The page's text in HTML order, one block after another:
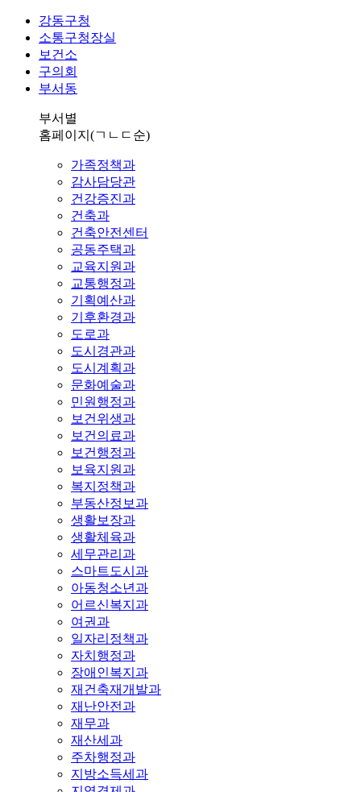
강동구청
소통구청장실
보건소
구의회
부서동
부서별
홈페이지 (ㄱㄴㄷ순)
가족정책과
감사담당관
건강증진과
건축과
건축안전센터
공동주택과
교육지원과
교통행정과
기획예산과
기후환경과
도로과
도시경관과
도시계획과
문화예술과
민원행정과
보건위생과
보건의료과
보건행정과
보육지원과
복지정책과
부동산정보과
생활보장과
생활체육과
세무관리과
스마트도시과
아동청소년과
어르신복지과
여권과
일자리정책과
자치행정과
장애인복지과
재건축재개발과
재난안전과
재무과
재산세과
주차행정과
지방소득세과